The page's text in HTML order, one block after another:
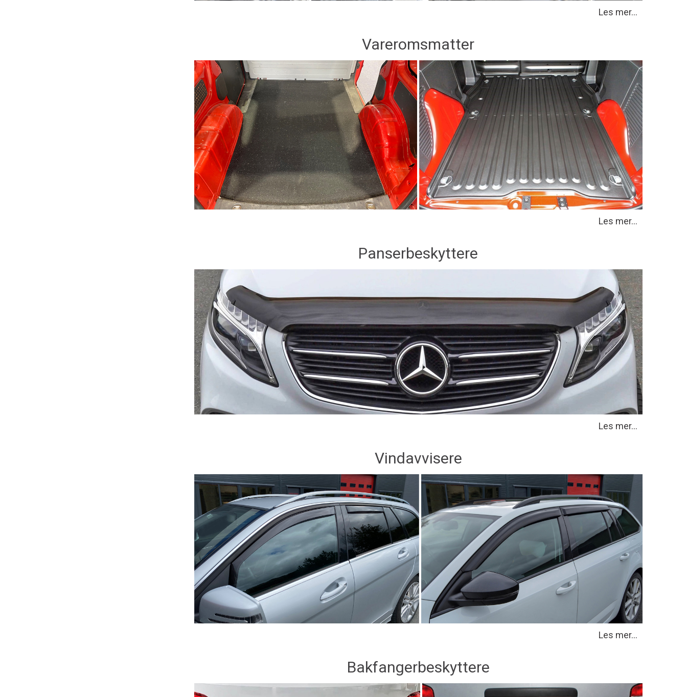
Les mer...
Vareromsmatter
Les mer...
Panserbeskyttere
Les mer...
Vindavvisere
Les mer...
Bakfangerbeskyttere